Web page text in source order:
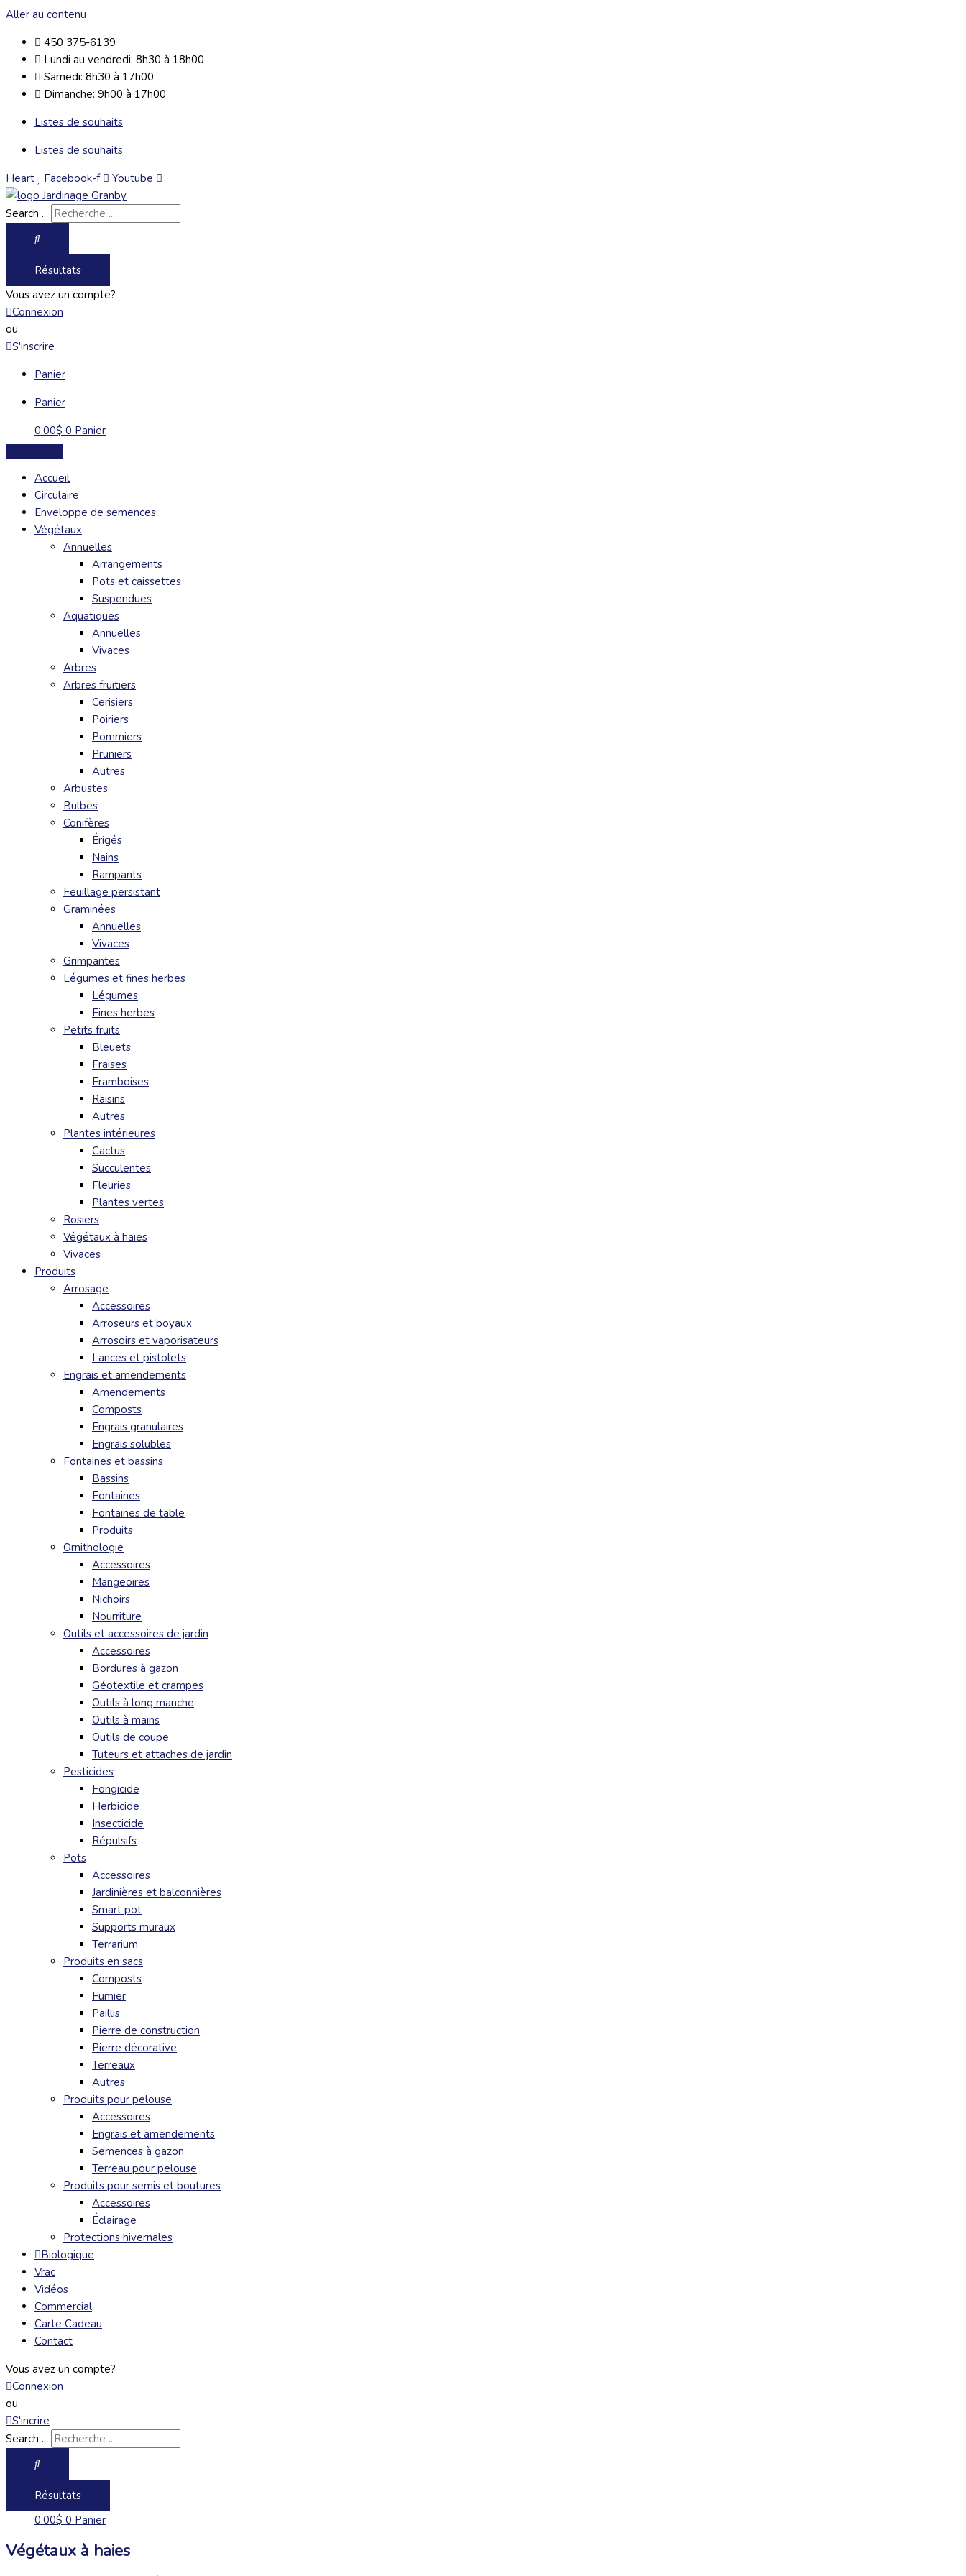
Aller au contenu
450 375-6139
Lundi au vendredi: 8h30 à 18h00
Samedi: 8h30 à 17h00
Dimanche: 9h00 à 17h00
Listes de souhaits
Listes de souhaits
Heart
Facebook-f Youtube
Search ...
Résultats
Vous avez un compte?
Connexion
ou
S'inscrire
Panier
Panier
0.00$ 0 Panier
Accueil
Circulaire
Enveloppe de semences
Végétaux
Annuelles
Arrangements
Pots et caissettes
Suspendues
Aquatiques
Annuelles
Vivaces
Arbres
Arbres fruitiers
Cerisiers
Poiriers
Pommiers
Pruniers
Autres
Arbustes
Bulbes
Conifères
Érigés
Nains
Rampants
Feuillage persistant
Graminées
Annuelles
Vivaces
Grimpantes
Légumes et fines herbes
Légumes
Fines herbes
Petits fruits
Bleuets
Fraises
Framboises
Raisins
Autres
Plantes intérieures
Cactus
Succulentes
Fleuries
Plantes vertes
Rosiers
Végétaux à haies
Vivaces
Produits
Arrosage
Accessoires
Arroseurs et boyaux
Arrosoirs et vaporisateurs
Lances et pistolets
Engrais et amendements
Amendements
Composts
Engrais granulaires
Engrais solubles
Fontaines et bassins
Bassins
Fontaines
Fontaines de table
Produits
Ornithologie
Accessoires
Mangeoires
Nichoirs
Nourriture
Outils et accessoires de jardin
Accessoires
Bordures à gazon
Géotextile et crampes
Outils à long manche
Outils à mains
Outils de coupe
Tuteurs et attaches de jardin
Pesticides
Fongicide
Herbicide
Insecticide
Répulsifs
Pots
Accessoires
Jardinières et balconnières
Smart pot
Supports muraux
Terrarium
Produits en sacs
Composts
Fumier
Paillis
Pierre de construction
Pierre décorative
Terreaux
Autres
Produits pour pelouse
Accessoires
Engrais et amendements
Semences à gazon
Terreau pour pelouse
Produits pour semis et boutures
Accessoires
Éclairage
Protections hivernales
Biologique
Vrac
Vidéos
Commercial
Carte Cadeau
Contact
Vous avez un compte?
Connexion
ou
S'incrire
Search ...
Résultats
0.00$ 0 Panier
Végétaux à haies